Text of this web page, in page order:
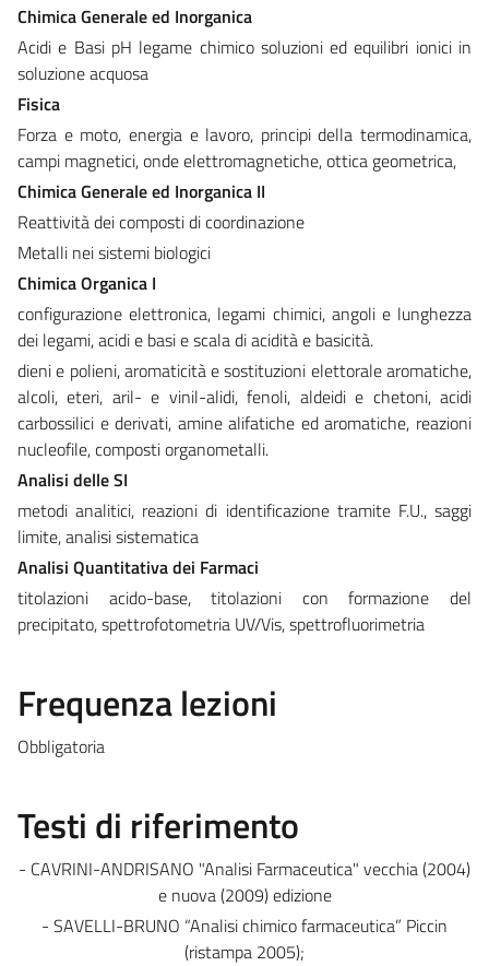
Chimica Generale ed Inorganica
Acidi e Basi pH legame chimico soluzioni ed equilibri ionici in
soluzione acquosa
Fisica
Forza e moto, energia e lavoro, principi della termodinamica,
campi magnetici, onde elettromagnetiche, ottica geometrica,
Chimica Generale ed Inorganica II
Reattività dei composti di coordinazione
Metalli nei sistemi biologici
Chimica Organica I
configurazione elettronica, legami chimici, angoli e lunghezza
dei legami, acidi e basi e scala di acidità e basicità.
dieni e polieni, aromaticità e sostituzioni elettorale aromatiche,
alcoli, eteri, aril- e vinil-alidi, fenoli, aldeidi e chetoni, acidi
carbossilici e derivati, amine alifatiche ed aromatiche, reazioni
nucleofile, composti organometalli.
Analisi delle SI
metodi analitici, reazioni di identificazione tramite F.U., saggi
limite, analisi sistematica
Analisi Quantitativa dei Farmaci
titolazioni acido-base, titolazioni con formazione del
precipitato, spettrofotometria UV/Vis, spettrofluorimetria
Frequenza lezioni
Obbligatoria
Testi di riferimento
- CAVRINI-ANDRISANO "Analisi Farmaceutica" vecchia (2004)
e nuova (2009) edizione
- SAVELLI-BRUNO “Analisi chimico farmaceutica” Piccin
(ristampa 2005);